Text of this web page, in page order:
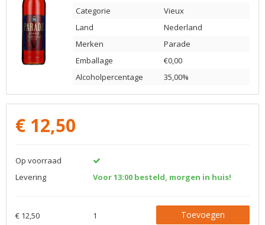
Categorie
Vieux
Land
Nederland
Merken
Parade
Emballage
€0,00
Alcoholpercentage
35,00%
€ 12,50
Op voorraad
Levering
Voor 13:00 besteld, morgen in huis!
€ 12,50 1 Toevoegen